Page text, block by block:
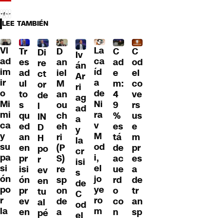
LEE TAMBIÉN
Vl
ad
im
ir
o
Mi
mi
ca
y
su
pa
si
ón
po
r
la
Tr
es
ad
ul
to
s
qu
ed
an
en
pr
isi
ón
pr
ev
en
Di
re
ct
or
de
l
IN
D
H
po
r
ev
en
tu
al
pé
D
an
iel
M
an
ou
ch
eh
ri
(P
S)
re
sp
on
de
a
Iv
án
Ar
ri
ag
ad
a
y
la
cr
isi
s
de
C
od
La
ca
íd
a
de
Ni
ra
v
M
od
i,
el
jo
ye
ro
m
C
ad
e
m:
4
9
%
es
tá
de
ac
ue
rd
o
co
n
C
od
el
co
ve
rs
us
e
m
pr
es
a
de
tr
an
sp